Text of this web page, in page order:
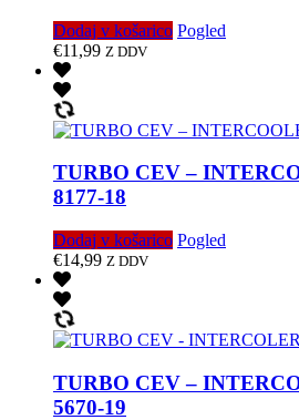
Dodaj v košarico Pogled
€11,99 Z DDV
TURBO CEV –
8177-18
Dodaj v košarico Pogled
€14,99 Z DDV
TURBO CEV –
5670-19